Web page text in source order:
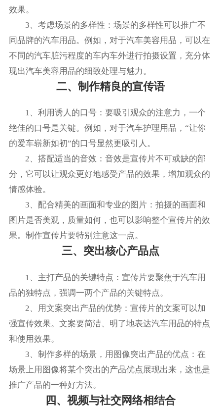
效果。
3、考虑场景的多样性：场景的多样性可以推广不
同品牌的汽车用品。例如，对于汽车美容用品，可以在
不同的汽车脏污程度的车内车外进行拍摄设置，充分体
现出汽车美容用品的细致处理与魅力。
二、制作精良的宣传语
1、利用诱人的口号：要吸引观众的注意力，一个
绝佳的口号是关键。例如，对于汽车护理用品，“让你
的爱车崭新如初”的口号显然更吸引人。
2、搭配适当的音效：音效是宣传片不可或缺的部
分，它可以让观众更好地感受产品的效果，增加观众的
情感体验。
3、配合精美的画面和专业的图片：拍摄的画面和
图片是否美观，质量如何，也可以影响整个宣传片的效
果。制作宣传片要特别注意这一点。
三、突出核心产品点
1、主打产品的关键特点：宣传片要聚焦于汽车用
品的独特点，强调一两个产品的关键特点。
2、用文案突出产品的优势：宣传片的文案可以加
强宣传效果。文案要简洁、明了地表达汽车用品的特点
和使用效果。
3、制作多样的场景，用图像突出产品的优点：在
场景上用图像将某个突出的产品优点展现出来，这也是
推广产品的一种好方法。
四、视频与社交网络相结合